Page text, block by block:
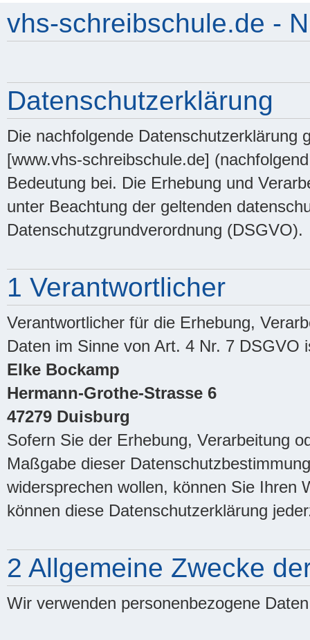
vhs-schreibschule.de -
Datenschutzerklärung
Die nachfolgende Datenschutzerklärung
[www.vhs-schreibschule.de]
Bedeutung bei. Die Erhebung und
unter Beachtung der geltenden
Datenschutzgrundverordnung (DSGVO).
1 Verantwortlicher
Verantwortlicher für die Erhebung,
Daten im Sinne von Art. 4 Nr. 7 DSGVO
Elke Bockamp
Hermann-Grothe-Strasse 6
47279 Duisburg
Sofern Sie der Erhebung, Verarbeitung
Maßgabe dieser
widersprechen wollen, können Sie Ihren
können diese Datenschutzerklärung
2 Allgemeine Zwecke
Wir verwenden personenbezogene